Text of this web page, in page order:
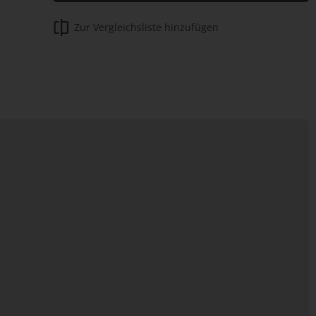
Zur Vergleichsliste hinzufügen